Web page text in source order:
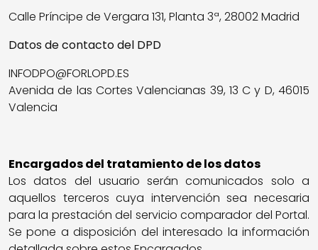
Calle Príncipe de Vergara 131, Planta 3ª, 28002 Madrid
Datos de contacto del DPD
INFODPO@FORLOPD.ES
Avenida de las Cortes Valencianas 39, 13 C y D, 46015
Valencia
Encargados del tratamiento de los datos
Los datos del usuario serán comunicados solo a
aquellos terceros cuya intervención sea necesaria
para la prestación del servicio comparador del Portal.
Se pone a disposición del interesado la información